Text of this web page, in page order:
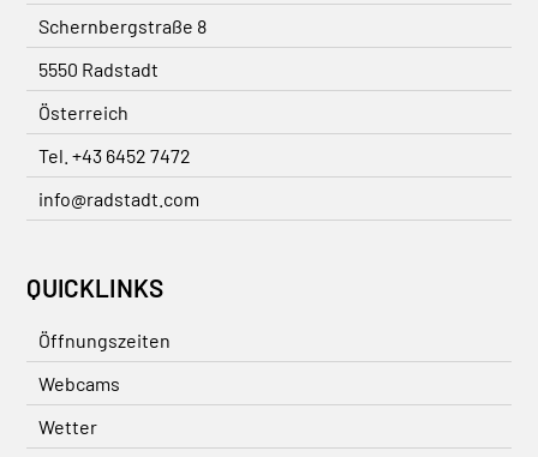
Schernbergstraße 8
5550 Radstadt
Österreich
Tel. +43 6452 7472
info@radstadt.com
QUICKLINKS
Öffnungszeiten
Webcams
Wetter